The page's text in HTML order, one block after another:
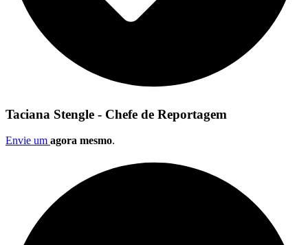
Taciana Stengle - Chefe de Reportagem
Envie um agora mesmo.